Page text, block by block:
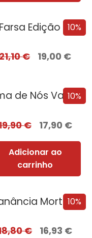
10%
A Farsa Edição com EDGES
€ 19,00 €
10%
Uma de Nós Vai Morrer
€ 17,90 €
Adicionar ao
carrinho
10%
Ganância Mortal + Oferta Criação Mortal
€ 16,93 €